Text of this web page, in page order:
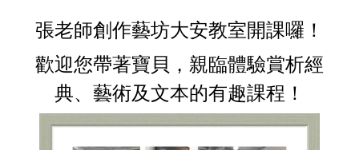
張老師創作藝坊大安教室開課囉！
歡迎您帶著寶貝，親臨體驗賞析經
典、藝術及文本的有趣課程！